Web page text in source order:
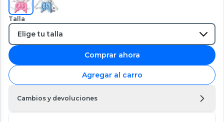
Talla
Comprar ahora
Agregar al carro
Cambios y devoluciones